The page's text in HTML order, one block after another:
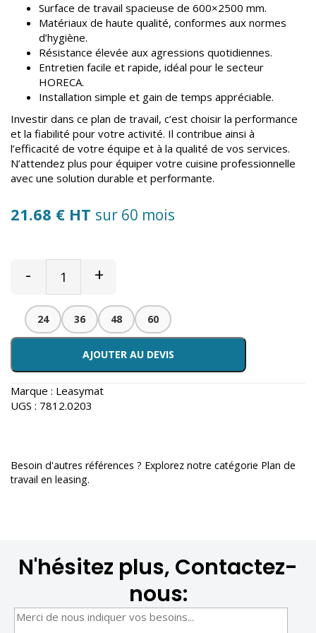
Surface de travail spacieuse de 600×2500 mm.
Matériaux de haute qualité, conformes aux normes
d’hygiène.
Résistance élevée aux agressions quotidiennes.
Entretien facile et rapide, idéal pour le secteur
HORECA.
Installation simple et gain de temps appréciable.
Investir dans ce plan de travail, c’est choisir la performance
et la fiabilité pour votre activité. Il contribue ainsi à
l’efficacité de votre équipe et à la qualité de vos services.
N’attendez plus pour équiper votre cuisine professionnelle
avec une solution durable et performante.
21.68 € HT sur 60 mois
- +
24 36 48 60
AJOUTER AU DEVIS
Marque : Leasymat
UGS : 7812.0203
Besoin d'autres références ? Explorez notre catégorie Plan de
travail en leasing.
N'hésitez plus, Contactez-
nous: